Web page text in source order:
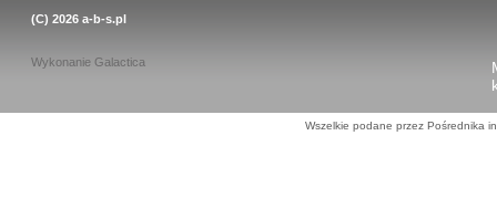
(C) 2026 a-b-s.pl
Wykonanie Galactica
Wszelkie podane przez Pośrednika